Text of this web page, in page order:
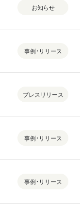
お知らせ
事例・リリース
プレスリリース
事例・リリース
事例・リリース